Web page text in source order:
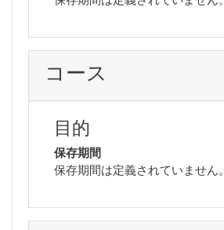
コース
目的
保存期間
保存期間は定義されていません。